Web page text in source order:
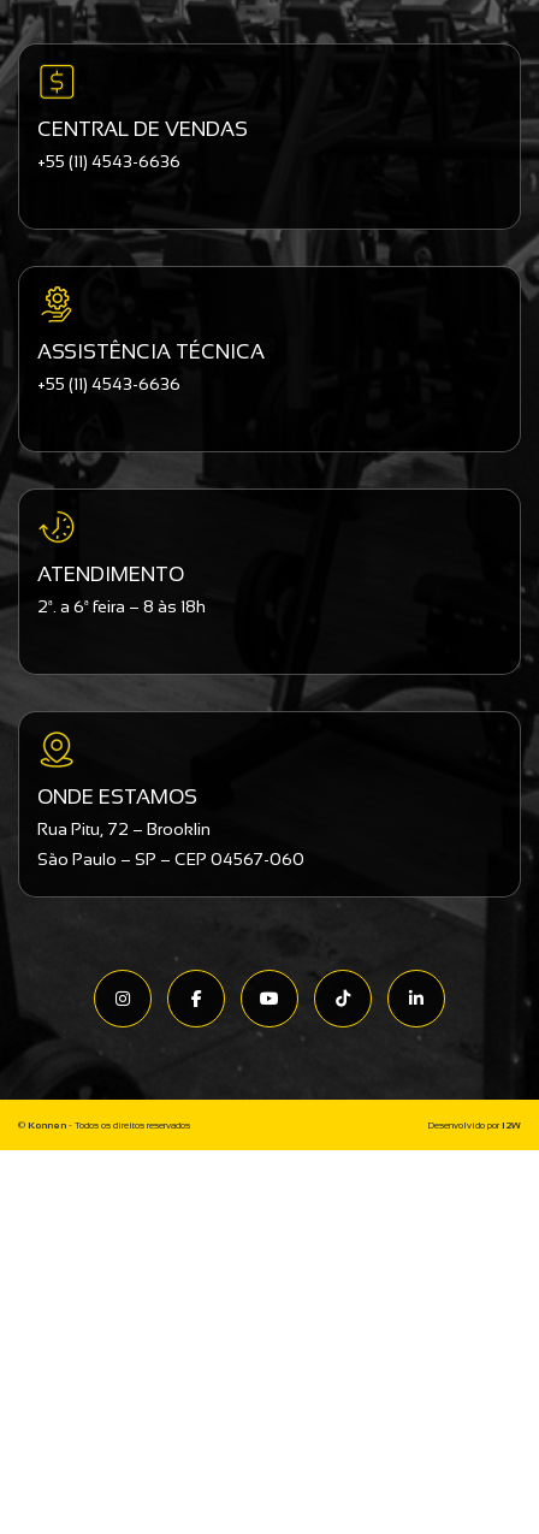
CENTRAL DE VENDAS
+55 (11) 4543-6636
ASSISTÊNCIA TÉCNICA
+55 (11) 4543-6636
ATENDIMENTO
2ª. a 6ª feira – 8 às 18h
ONDE ESTAMOS
Rua Pitu, 72 – Brooklin
São Paulo – SP – CEP 04567-060
© Konnen - Todos os direitos reservados Desenvolvido por I2W